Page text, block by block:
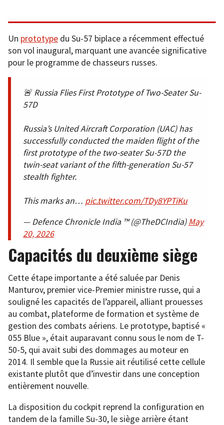
Un prototype du Su-57 biplace a récemment effectué
son vol inaugural, marquant une avancée significative
pour le programme de chasseurs russes.
🚨 Russia Flies First Prototype of Two-Seater Su-
57D
Russia’s United Aircraft Corporation (UAC) has
successfully conducted the maiden flight of the
first prototype of the two-seater Su-57D the
twin-seat variant of the fifth-generation Su-57
stealth fighter.
This marks an… pic.twitter.com/TDy8YPTiKu
— Defence Chronicle India ™ (@TheDCIndia)May
20, 2026
Capacités du deuxième siège
Cette étape importante a été saluée par Denis
Manturov, premier vice-Premier ministre russe, qui a
souligné les capacités de l’appareil, alliant prouesses
au combat, plateforme de formation et système de
gestion des combats aériens. Le prototype, baptisé «
055 Blue », était auparavant connu sous le nom de T-
50-5, qui avait subi des dommages au moteur en
2014. Il semble que la Russie ait réutilisé cette cellule
existante plutôt que d’investir dans une conception
entièrement nouvelle.
La disposition du cockpit reprend la configuration en
tandem de la famille Su-30, le siège arrière étant